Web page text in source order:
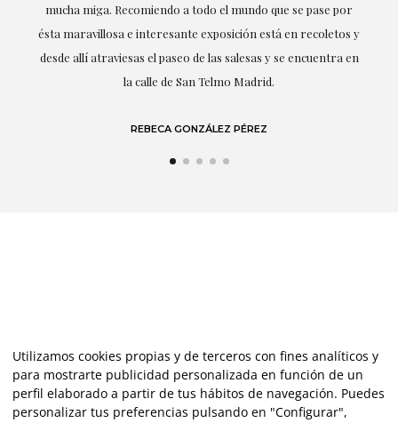
se pase por
en recoletos y
encuentra en
destacando (por supuesto) el amor y conocimiento
que habla: el arte.
LAURA GUTIÉRREZ
Utilizamos cookies propias y de terceros con fines analíticos y
para mostrarte publicidad personalizada en función de un
perfil elaborado a partir de tus hábitos de navegación. Puedes
personalizar tus preferencias pulsando en "Configurar",